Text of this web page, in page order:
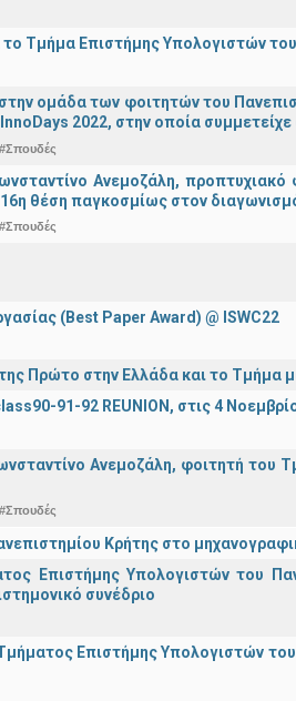
το Τμήμα Επιστήμης Υπολογιστών
ομάδα των φοιτητών του
2022, στην οποία
#Σπουδές
Ανεμοζάλη,
θέση παγκοσμίως στον
#Σπουδές
(Best Paper Award) @ ISWC22
Πρώτο στην Ελλάδα και το Τμήμα
91-92 REUNION, στις 4
Ανεμοζάλη, φοιτητή του
#Σπουδές
Κρήτης στο
Επιστήμης Υπολογιστών του
συνέδριο
Επιστήμης Υπολογιστών